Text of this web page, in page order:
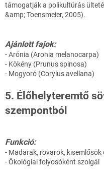
támogatják a polikultúrás
&amp; Toensmeier, 2005).
Ajánlott fajok:
- Arónia (Aronia melanocarpa)
- Kökény (Prunus spinosa)
- Mogyoró (Corylus avellana)
5. Élőhelyteremtő
szempontból
Funkció:
- Madarak, rovarok, kisemlősök
- Ökológiai folyosóként szolgál